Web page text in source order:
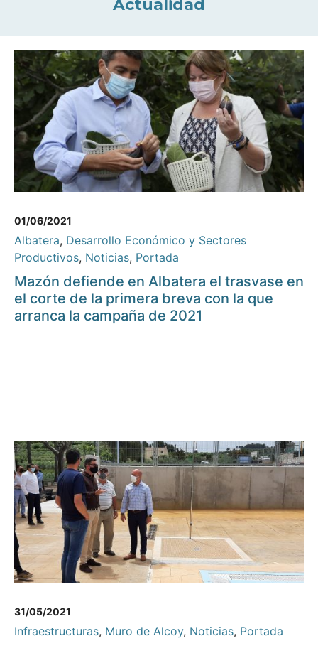
Actualidad
01/06/2021
Albatera, Desarrollo Económico y Sectores
Productivos, Noticias, Portada
Mazón defiende en Albatera el trasvase en
el corte de la primera breva con la que
arranca la campaña de 2021
31/05/2021
Infraestructuras, Muro de Alcoy, Noticias, Portada